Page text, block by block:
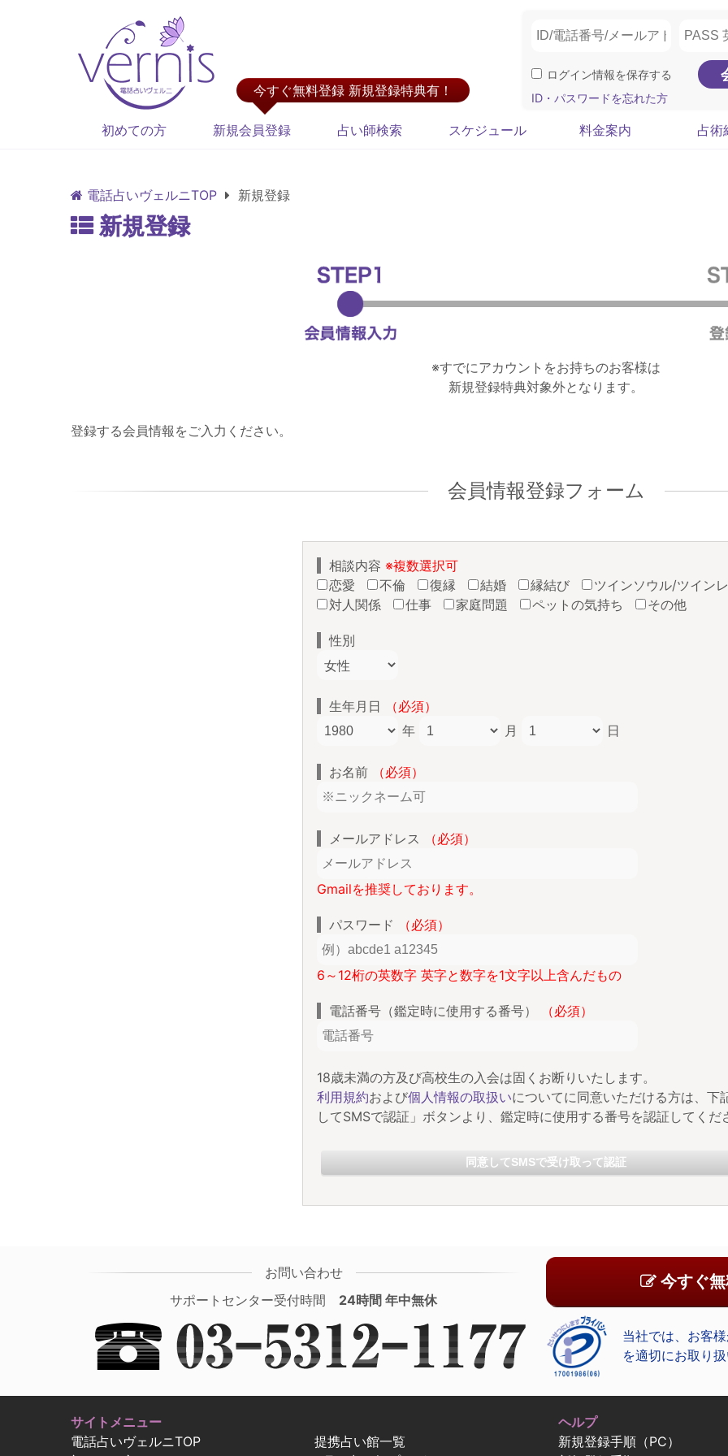
今すぐ無料登録 新規登録特典有！
ログイン情報を保存する
ID・パスワードを忘れた方
初めての方 新規会員登録 占い師検索 スケジュール 料金案内 占術
電話占いヴェルニTOP 新規登録
新規登録
※すでにアカウントをお持ちのお客様は
新規登録特典対象外となります。
登録する会員情報をご入力ください。
会員情報登録フォーム
相談内容 ※複数選択可
恋愛
不倫 復縁 結婚 縁結び
ツインソウル/ツイン
対人関係
仕事 家庭問題 ペットの気持ち その他
性別
生年月日
（必須）
年
月 日
お名前 （必須）
メールアドレス （必須）
Gmailを推奨しております。
パスワード （必須）
6～12桁の英数字 英字と数字を1文字以上含んだもの
電話番号（鑑定時に使用する番号） （必須）
18歳未満の方及び高校生の入会は固くお断りいたします。
利用規約および個人情報の取扱いについてに同意いただける方は、下
してSMSで認証」ボタンより、鑑定時に使用する番号を認証してくだ
同意してSMSで受け取って認証
お問い合わせ
サポートセンター受付時間 24時間 年中無休
今すぐ無
当社では、お客
を適切にお取り
サイトメニュー
電話占いヴェルニTOP
提携占い館一覧
ヘルプ
新規登録手順（PC）